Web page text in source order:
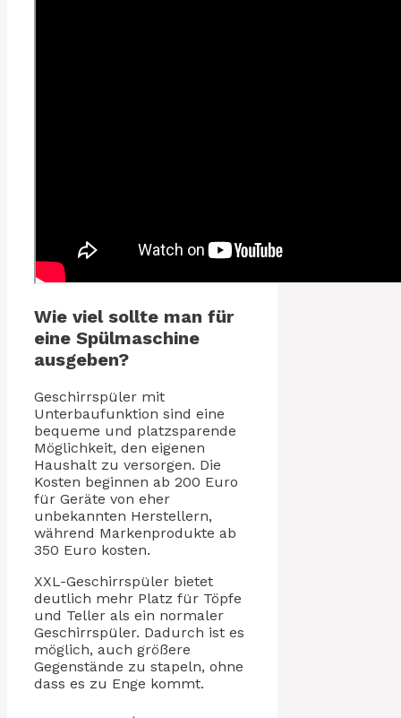
Wie viel sollte man für
eine Spülmaschine
ausgeben?
Geschirrspüler mit
Unterbaufunktion sind eine
bequeme und platzsparende
Möglichkeit, den eigenen
Haushalt zu versorgen. Die
Kosten beginnen ab 200 Euro
für Geräte von eher
unbekannten Herstellern,
während Markenprodukte ab
350 Euro kosten.
XXL-Geschirrspüler bietet
deutlich mehr Platz für Töpfe
und Teller als ein normaler
Geschirrspüler. Dadurch ist es
möglich, auch größere
Gegenstände zu stapeln, ohne
dass es zu Enge kommt.